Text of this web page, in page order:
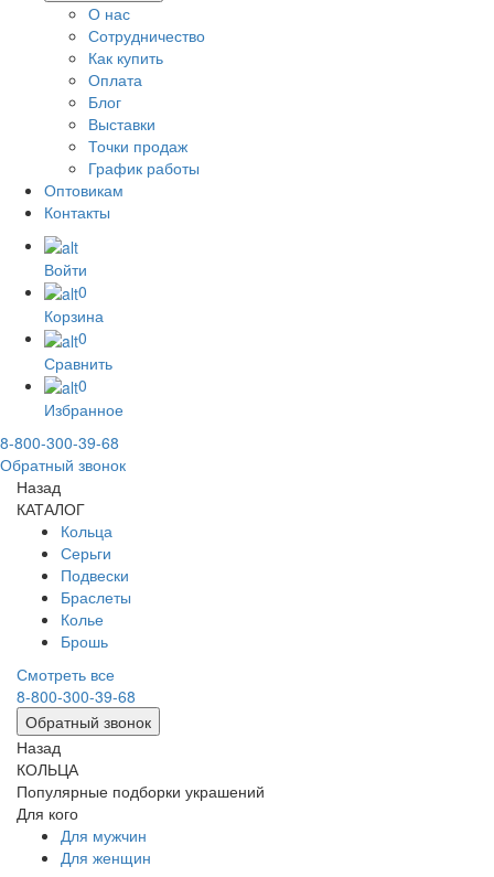
О нас
Сотрудничество
Как купить
Оплата
Блог
Выставки
Точки продаж
График работы
Оптовикам
Контакты
Войти
0
Корзина
0
Сравнить
0
Избранное
8-800-300-39-68
Обратный звонок
Назад
КАТАЛОГ
Кольца
Серьги
Подвески
Браслеты
Колье
Брошь
Смотреть все
8-800-300-39-68
Обратный звонок
Назад
КОЛЬЦА
Популярные подборки украшений
Для кого
Для мужчин
Для женщин